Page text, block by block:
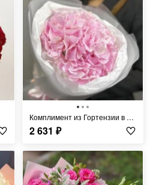
Комплимент из Гортензии в упаковке
2 631 ₽